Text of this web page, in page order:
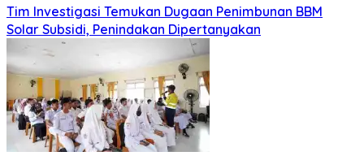
Tim Investigasi Temukan Dugaan Penimbunan BBM
Solar Subsidi, Penindakan Dipertanyakan